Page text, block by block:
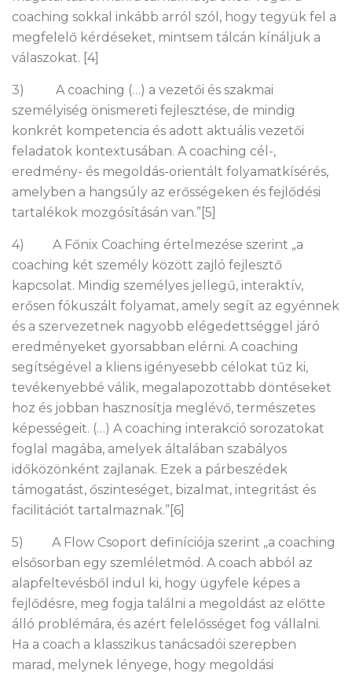
coaching sokkal inkább arról szól, hogy tegyük fel a
megfelelő kérdéseket, mintsem tálcán kínáljuk a
válaszokat. [4]
3) A coaching (…) a vezetői és szakmai
személyiség önismereti fejlesztése, de mindig
konkrét kompetencia és adott aktuális vezetői
feladatok kontextusában. A coaching cél-,
eredmény- és megoldás-orientált folyamatkísérés,
amelyben a hangsúly az erősségeken és fejlődési
tartalékok mozgósításán van.”[5]
4) A Főnix Coaching értelmezése szerint „a
coaching két személy között zajló fejlesztő
kapcsolat. Mindig személyes jellegű, interaktív,
erősen fókuszált folyamat, amely segít az egyénnek
és a szervezetnek nagyobb elégedettséggel járó
eredményeket gyorsabban elérni. A coaching
segítségével a kliens igényesebb célokat tűz ki,
tevékenyebbé válik, megalapozottabb döntéseket
hoz és jobban hasznosítja meglévő, természetes
képességeit. (…) A coaching interakció sorozatokat
foglal magába, amelyek általában szabályos
időközönként zajlanak. Ezek a párbeszédek
támogatást, őszinteséget, bizalmat, integritást és
facilitációt tartalmaznak.”[6]
5) A Flow Csoport definíciója szerint „a coaching
elsősorban egy szemléletmód. A coach abból az
alapfeltevésből indul ki, hogy ügyfele képes a
fejlődésre, meg fogja találni a megoldást az előtte
álló problémára, és azért felelősséget fog vállalni.
Ha a coach a klasszikus tanácsadói szerepben
marad, melynek lényege, hogy megoldási